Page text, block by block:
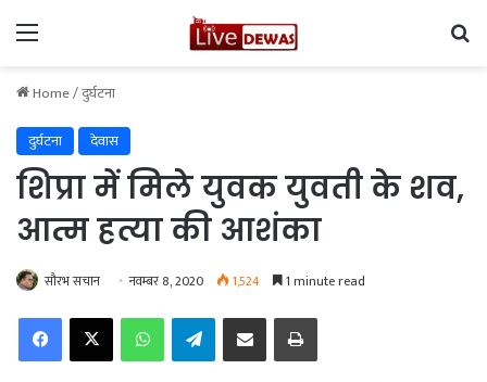
Home/दुर्घटना
दुर्घटना
देवास
शिप्रा में मिले युवक युवती के शव,
आत्म हत्या की आशंका
सौरभ सचान नवम्बर 8, 2020 1,524 1 minute read
Telegram